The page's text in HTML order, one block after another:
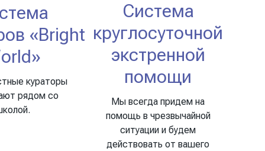
«Bright
кураторы
рядом со
Система
круглосуточной
экстренной
помощи
Мы всегда придем на
помощь в чрезвычайной
ситуации и будем
действовать от вашего